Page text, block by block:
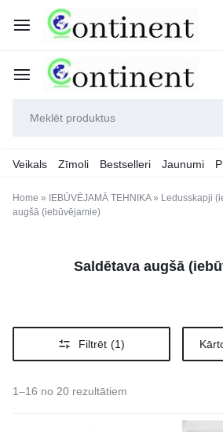
Veikals Zīmoli Bestselleri Jaunumi
Home » IEBŪVĒJAMĀ TEHNIKA» Ledusskapji
augšā (iebūvējamie)
Saldētava augšā
Filtrēt (1)
1–16 no 20 rezultātiem